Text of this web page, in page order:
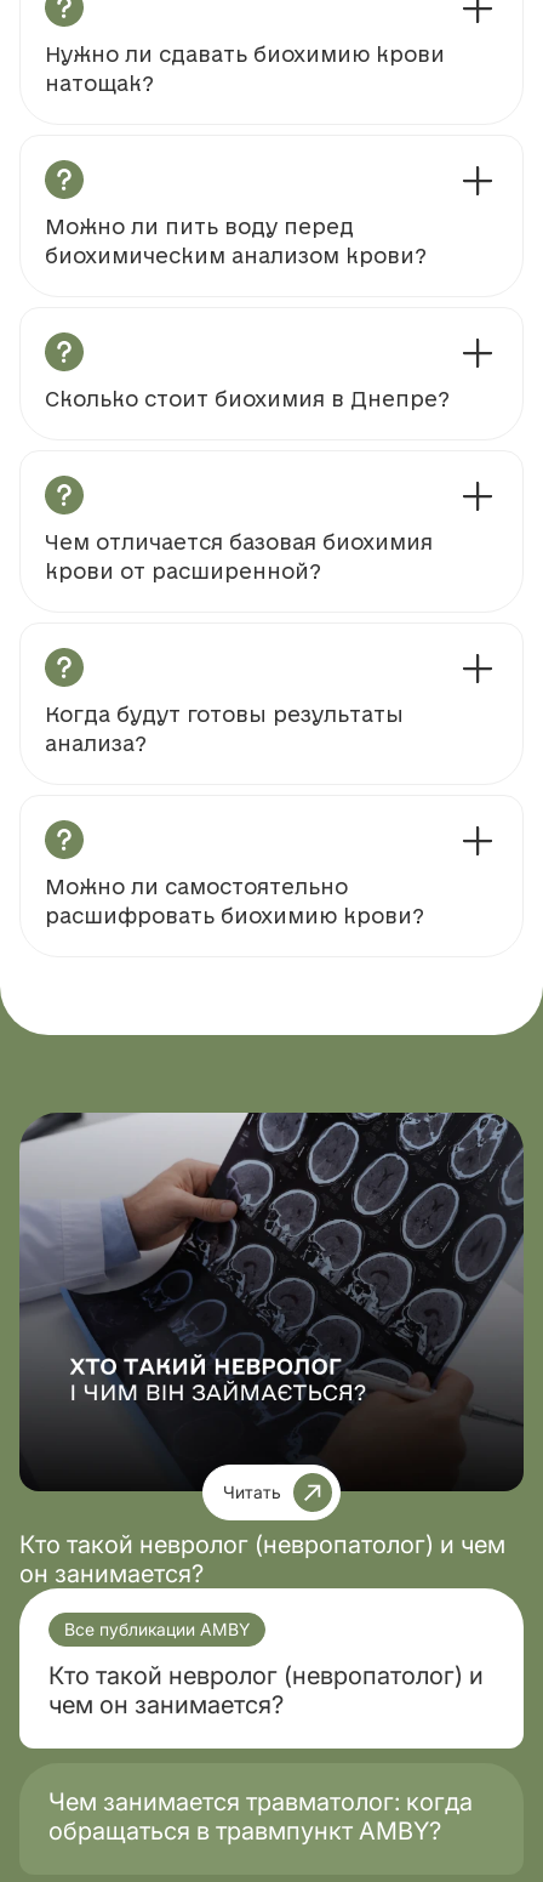
Нужно ли сдавать биохимию крови
натощак?
Можно ли пить воду перед
биохимическим анализом крови?
Сколько стоит биохимия в Днепре?
Чем отличается базовая биохимия
крови от расширенной?
Когда будут готовы результаты
анализа?
Можно ли самостоятельно
расшифровать биохимию крови?
Читать
Кто такой невролог (невропатолог) и чем
он занимается?
Все публикации AMBY
Кто такой невролог (невропатолог) и
чем он занимается?
Чем занимается травматолог: когда
обращаться в травмпункт AMBY?